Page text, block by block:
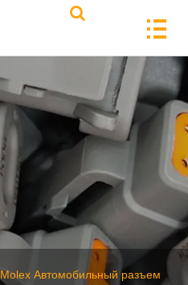
Molex Автомобильный разъем